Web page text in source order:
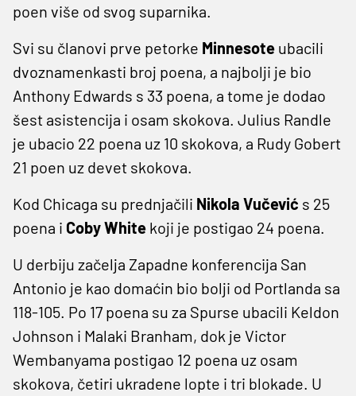
poen više od svog suparnika.
Svi su članovi prve petorke Minnesote ubacili
dvoznamenkasti broj poena, a najbolji je bio
Anthony Edwards s 33 poena, a tome je dodao
šest asistencija i osam skokova. Julius Randle
je ubacio 22 poena uz 10 skokova, a Rudy Gobert
21 poen uz devet skokova.
Kod Chicaga su prednjačili Nikola Vučević s 25
poena i Coby White koji je postigao 24 poena.
U derbiju začelja Zapadne konferencija San
Antonio je kao domaćin bio bolji od Portlanda sa
118-105. Po 17 poena su za Spurse ubacili Keldon
Johnson i Malaki Branham, dok je Victor
Wembanyama postigao 12 poena uz osam
skokova, četiri ukradene lopte i tri blokade. U